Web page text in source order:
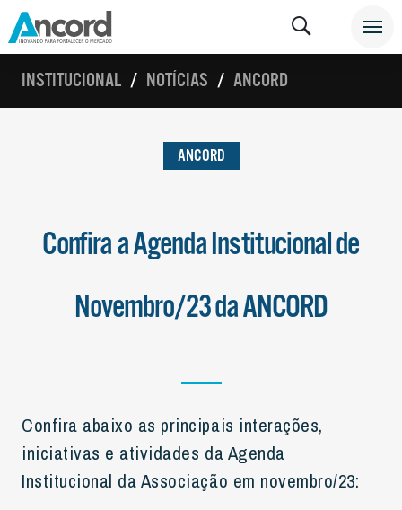
INSTITUCIONAL NOTÍCIAS ANCORD
ANCORD
Confira a Agenda Institucional de
Novembro/23 da ANCORD
Confira abaixo as principais interações,
iniciativas e atividades da Agenda
Institucional da Associação em novembro/23: